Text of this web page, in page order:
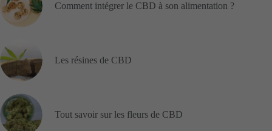
Comment intégrer le CBD à son alimentation ?
Les résines de CBD
Tout savoir sur les fleurs de CBD